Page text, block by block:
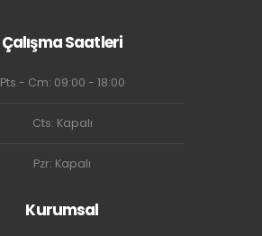
Çalışma Saatleri
Pts - Cm: 09:00 - 18:00
Cts: Kapalı
Pzr: Kapalı
Kurumsal